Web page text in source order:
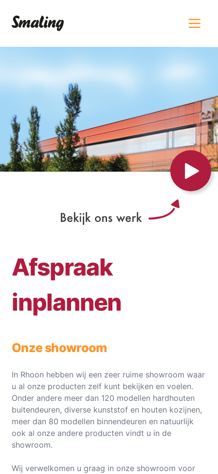
Afspraak
inplannen
Onze showroom
In Rhoon hebben wij een zeer ruime showroom waar
u al onze producten zelf kunt bekijken en voelen.
Onder andere meer dan 120 modellen hardhouten
buitendeuren, diverse kunststof en houten kozijnen,
meer dan 80 modellen binnendeuren en natuurlijk
ook al onze andere producten vindt u in de
showroom.
Wij verwelkomen u graag in onze showroom voor